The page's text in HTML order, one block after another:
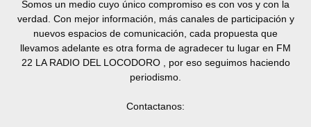
Somos un medio cuyo único compromiso es con vos y con la
verdad. Con mejor información, más canales de participación y
nuevos espacios de comunicación, cada propuesta que
llevamos adelante es otra forma de agradecer tu lugar en FM
22 LA RADIO DEL LOCODORO , por eso seguimos haciendo
periodismo.
Contactanos: